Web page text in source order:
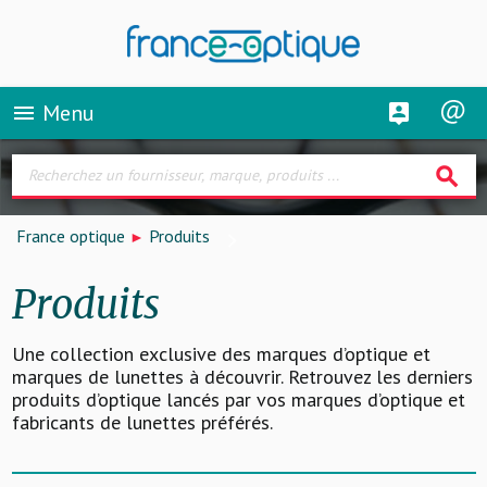
menu Menu
search
France optique Produits
Produits
Une collection exclusive des marques d’optique et
marques de lunettes à découvrir. Retrouvez les derniers
produits d’optique lancés par vos marques d’optique et
fabricants de lunettes préférés.